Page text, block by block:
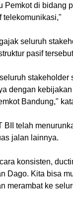
Pemkot di bidang
telekomunikasi,"
seluruh
pasif
stakeholder
dengan
Bandung,"
BII telah
jalan lainnya.
konsisten,
Dago. Kita bisa
merambat ke